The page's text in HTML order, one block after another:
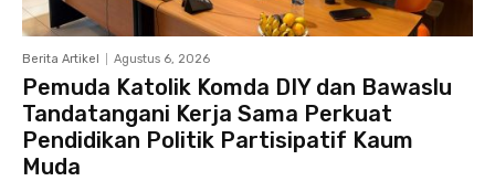
Berita Artikel Agustus 6, 2026
Pemuda Katolik Komda DIY dan Bawaslu
Tandatangani Kerja Sama Perkuat
Pendidikan Politik Partisipatif Kaum
Muda